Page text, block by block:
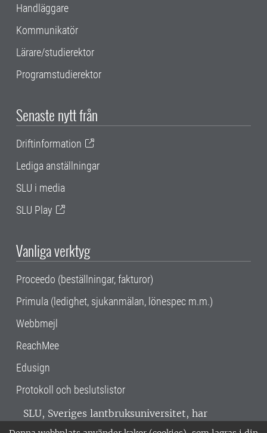
Handläggare
Kommunikatör
Lärare/studierektor
Programstudierektor
Senaste nytt från
Driftinformation
Lediga anställningar
SLU i media
SLU Play
Vanliga verktyg
Proceedo (beställningar, fakturor)
Primula (ledighet, sjukanmälan, lönespec m.m.)
Webbmejl
ReachMee
Edusign
Protokoll och beslutslistor
SLU, Sveriges lantbruksuniversitet, har
verksamhet över hela Sverige. Huvudorter är